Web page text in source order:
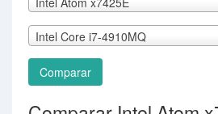
Intel Core i7-4910MQ
Comparar